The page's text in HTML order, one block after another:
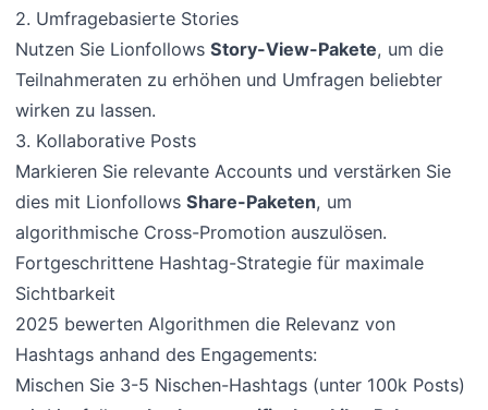
2. Umfragebasierte Stories
Nutzen Sie LionfollowsStory-View-Pakete, um die
Teilnahmeraten zu erhöhen und Umfragen beliebter
wirken zu lassen.
3. Kollaborative Posts
Markieren Sie relevante Accounts und verstärken Sie
dies mit LionfollowsShare-Paketen, um
algorithmische Cross-Promotion auszulösen.
Fortgeschrittene Hashtag-Strategie für maximale
Sichtbarkeit
2025 bewerten Algorithmen die Relevanz von
Hashtags anhand des Engagements:
Mischen Sie 3-5 Nischen-Hashtags (unter 100k Posts)